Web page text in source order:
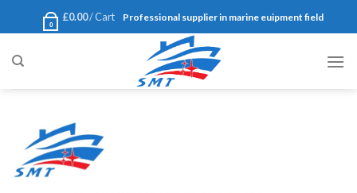
Professional supplier in marine euipment field
Cart /
£0.00
0